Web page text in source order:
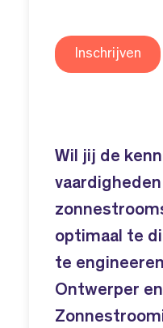
Inschrijven
Wil jij de
optimaal te
te
Ontwerper